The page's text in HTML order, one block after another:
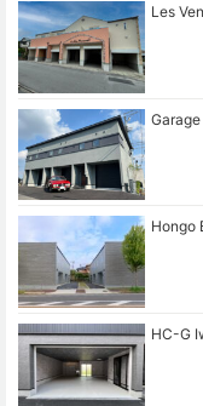
Les
Garage
Hongo
HC-G